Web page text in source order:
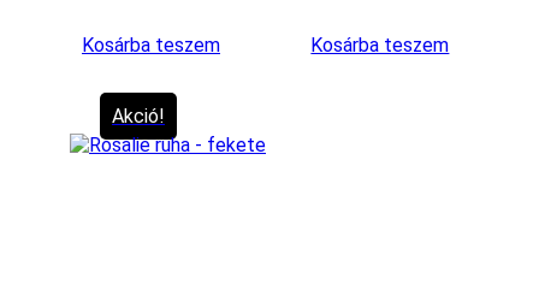
Kosárba teszem Kosárba teszem
Akció!